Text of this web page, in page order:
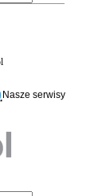
do serwisu
w nowej karcie
otwiera się w nowej karcie
Nasze serwisy